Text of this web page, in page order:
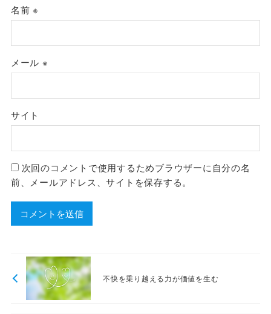
名前※
メール ※
サイト
次回のコメントで使用するためブラウザーに自分の名
前、メールアドレス、サイトを保存する。
不快を乗り越える力が価値を生む